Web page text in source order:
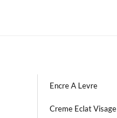
Encre A Levre
Creme Eclat Visage